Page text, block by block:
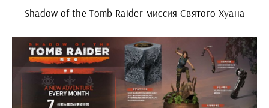
Shadow of the Tomb Raider миссия Святого Хуана